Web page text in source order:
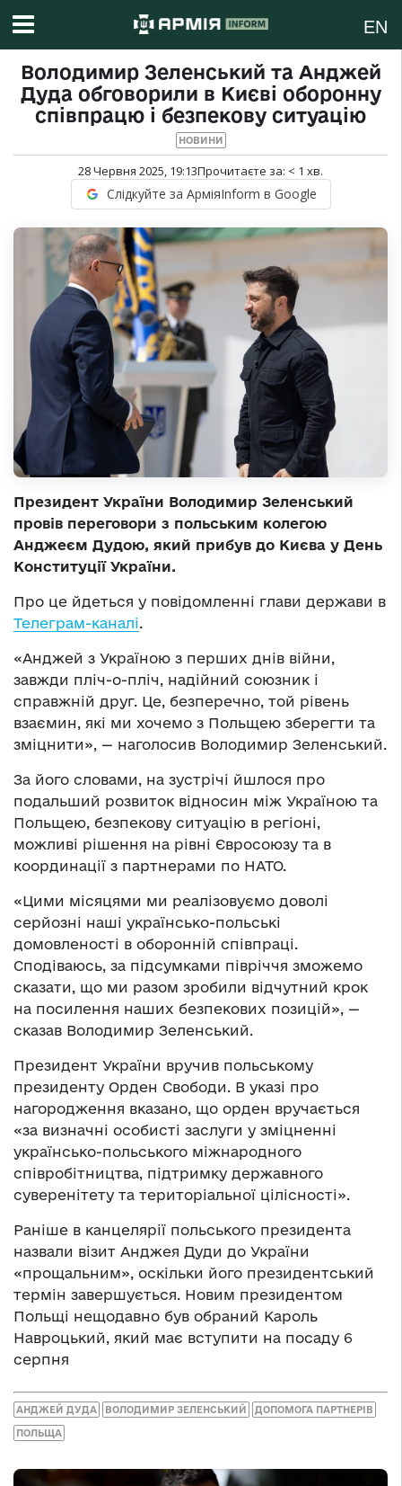
EN
Володимир Зеленський та Анджей
Дуда обговорили в Києві оборонну
співпрацю і безпекову ситуацію
НОВИНИ
28 Червня 2025, 19:13Прочитаєте за: < 1 хв.
Слідкуйте за АрміяInform в Google
Президент України Володимир Зеленський
провів переговори з польським колегою
Анджеєм Дудою, який прибув до Києва у День
Конституції України.
Про це йдеться у повідомленні глави держави в
Телеграм-каналі.
«Анджей з Україною з перших днів війни,
завжди пліч-о-пліч, надійний союзник і
справжній друг. Це, безперечно, той рівень
взаємин, які ми хочемо з Польщею зберегти та
зміцнити», — наголосив Володимир Зеленський.
За його словами, на зустрічі йшлося про
подальший розвиток відносин між Україною та
Польщею, безпекову ситуацію в регіоні,
можливі рішення на рівні Євросоюзу та в
координації з партнерами по НАТО.
«Цими місяцями ми реалізовуємо доволі
серйозні наші українсько-польські
домовленості в оборонній співпраці.
Сподіваюсь, за підсумками півріччя зможемо
сказати, що ми разом зробили відчутний крок
на посилення наших безпекових позицій», —
сказав Володимир Зеленський.
Президент України вручив польському
президенту Орден Свободи. В указі про
нагородження вказано, що орден вручається
«за визначні особисті заслуги у зміцненні
українсько-польського міжнародного
співробітництва, підтримку державного
суверенітету та територіальної цілісності».
Раніше в канцелярії польського президента
назвали візит Анджея Дуди до України
«прощальним», оскільки його президентський
термін завершується. Новим президентом
Польщі нещодавно був обраний Кароль
Навроцький, який має вступити на посаду 6
серпня
АНДЖЕЙ ДУДА ВОЛОДИМИР ЗЕЛЕНСЬКИЙ ДОПОМОГА ПАРТНЕРІВ
ПОЛЬЩА